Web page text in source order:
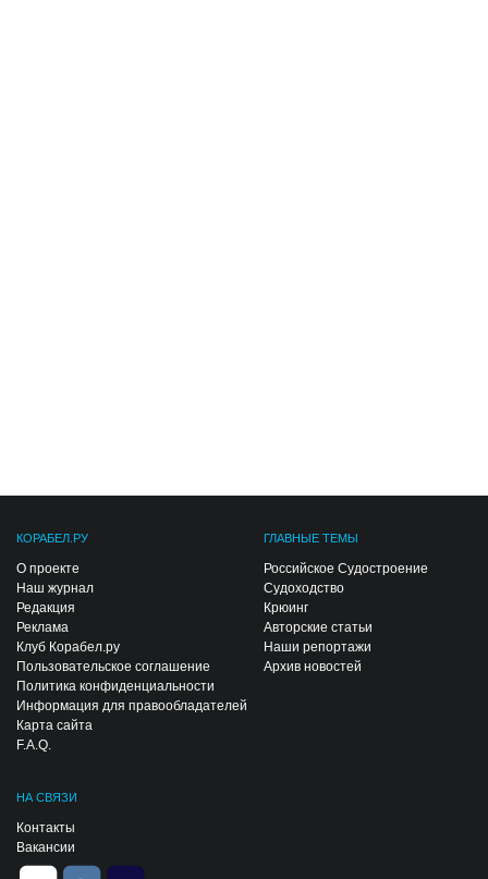
КОРАБЕЛ.РУ
О проекте
Наш журнал
Редакция
Реклама
Клуб Корабел.ру
Пользовательское соглашение
Политика конфиденциальности
Информация для правообладателей
Карта сайта
F.A.Q.
ГЛАВНЫЕ ТЕМЫ
Российское Судостроение
Судоходство
Крюинг
Авторские статьи
Наши репортажи
Архив новостей
НА СВЯЗИ
Контакты
Вакансии